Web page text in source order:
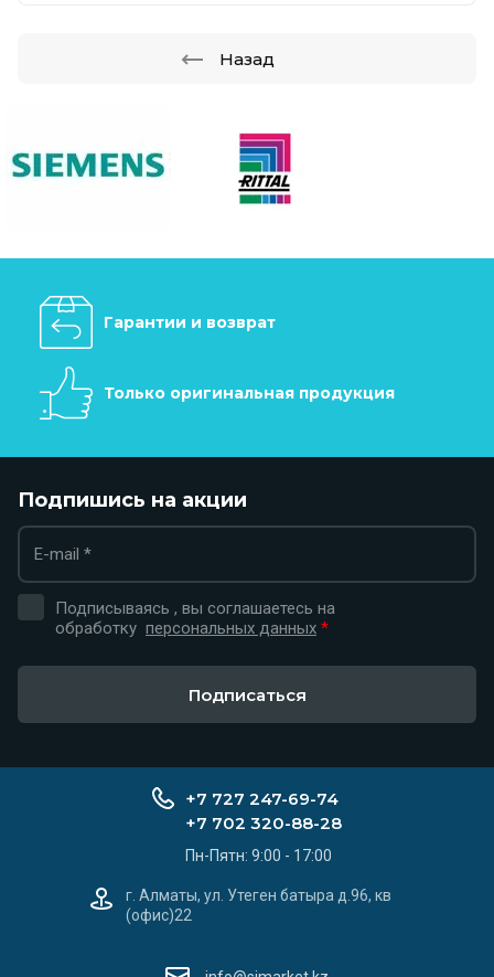
Назад
Гарантии и возврат
Только оригинальная продукция
Подпишись на акции
Подписываясь , вы соглашаетесь на
обработку персональных данных *
Подписаться
+7 727 247-69-74
+7 702 320-88-28
Пн-Пятн: 9:00 - 17:00
г. Алматы, ул. Утеген батыра д.96, кв
(офис)22